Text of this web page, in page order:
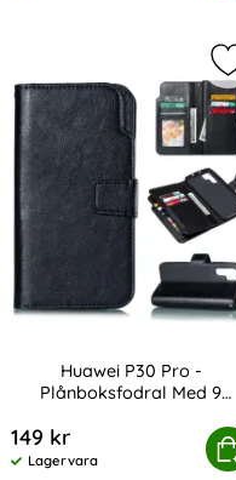
Huawei P30 Pro -
Plånboksfodral Med 9
149 kr
Tillgänglighet:
Lagervara
P30 Pro -